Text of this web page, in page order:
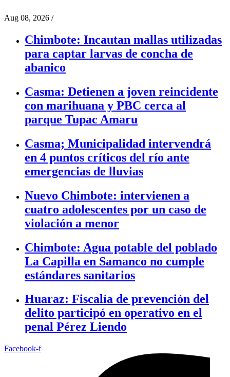
Aug 08, 2026 /
Chimbote: Incautan mallas utilizadas
para captar larvas de concha de
abanico
Casma: Detienen a joven reincidente
con marihuana y PBC cerca al
parque Tupac Amaru
Casma; Municipalidad intervendrá
en 4 puntos críticos del río ante
emergencias de lluvias
Nuevo Chimbote: intervienen a
cuatro adolescentes por un caso de
violación a menor
Chimbote: Agua potable del poblado
La Capilla en Samanco no cumple
estándares sanitarios
Huaraz: Fiscalía de prevención del
delito participó en operativo en el
penal Pérez Liendo
Facebook-f